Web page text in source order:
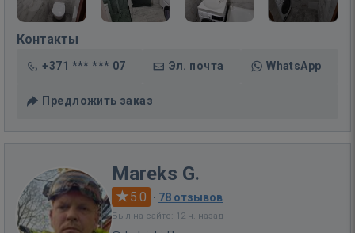
Контакты
+371 *** *** 07 Эл. почта WhatsApp
Предложить заказ
Mareks G.
5.0 · 78 отзывов
Был на сайте: 12 ч. назад